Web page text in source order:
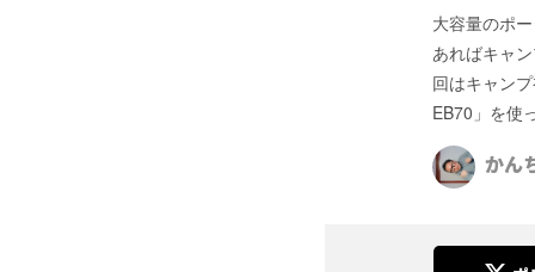
大容量のポ
あればキャ
回はキャン
EB70」を使
かん